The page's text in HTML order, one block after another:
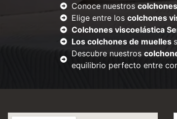
Conoce nuestros
Elige entre los colchones
Colchones viscoelástica
Los colchones de muelles
Descubre nuestros
equilibrio perfecto entre